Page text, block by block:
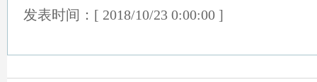
发表时间：[ 2018/10/23 0:00:00 ]